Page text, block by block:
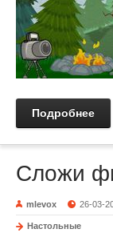
Подробнее
Сложи
mlevox 26-03-
Настольные